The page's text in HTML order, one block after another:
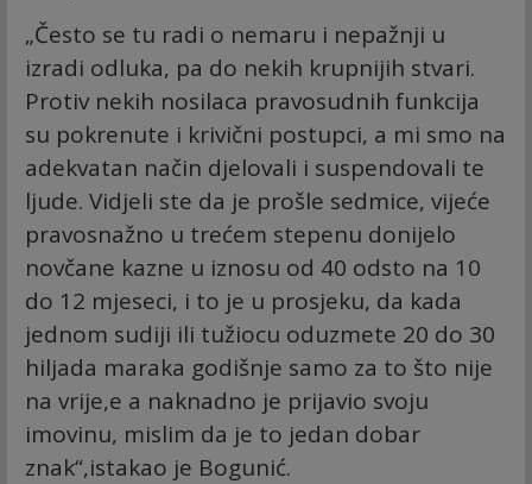
„Često se tu radi o nemaru i nepažnji u
izradi odluka, pa do nekih krupnijih stvari.
Protiv nekih nosilaca pravosudnih funkcija
su pokrenute i krivični postupci, a mi smo na
adekvatan način djelovali i suspendovali te
ljude. Vidjeli ste da je prošle sedmice, vijeće
pravosnažno u trećem stepenu donijelo
novčane kazne u iznosu od 40 odsto na 10
do 12 mjeseci, i to je u prosjeku, da kada
jednom sudiji ili tužiocu oduzmete 20 do 30
hiljada maraka godišnje samo za to što nije
na vrije,e a naknadno je prijavio svoju
imovinu, mislim da je to jedan dobar
znak“,istakao je Bogunić.